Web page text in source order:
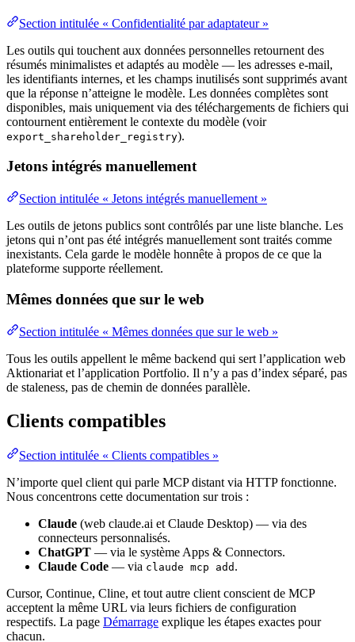
Section intitulée « Confidentialité par adaptateur »
Les outils qui touchent aux données personnelles retournent des
résumés minimalistes et adaptés au modèle — les adresses e-mail,
les identifiants internes, et les champs inutilisés sont supprimés avant
que la réponse n’atteigne le modèle. Les données complètes sont
disponibles, mais uniquement via des téléchargements de fichiers qui
contournent entièrement le contexte du modèle (voir
export_shareholder_registry).
Jetons intégrés manuellement
Section intitulée « Jetons intégrés manuellement »
Les outils de jetons publics sont contrôlés par une liste blanche. Les
jetons qui n’ont pas été intégrés manuellement sont traités comme
inexistants. Cela garde le modèle honnête à propos de ce que la
plateforme supporte réellement.
Mêmes données que sur le web
Section intitulée « Mêmes données que sur le web »
Tous les outils appellent le même backend qui sert l’application web
Aktionariat et l’application Portfolio. Il n’y a pas d’index séparé, pas
de staleness, pas de chemin de données parallèle.
Clients compatibles
Section intitulée « Clients compatibles »
N’importe quel client qui parle MCP distant via HTTP fonctionne.
Nous concentrons cette documentation sur trois :
Claude (web claude.ai et Claude Desktop) — via des
connecteurs personnalisés.
ChatGPT — via le système Apps & Connectors.
Claude Code — via claude mcp add .
Cursor, Continue, Cline, et tout autre client conscient de MCP
acceptent la même URL via leurs fichiers de configuration
respectifs. La page Démarrage explique les étapes exactes pour
chacun.